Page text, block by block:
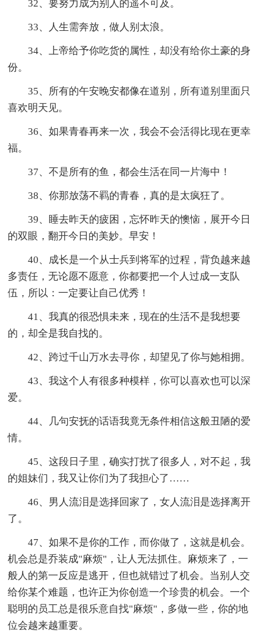
32、要努力成为别人的遥不可及。
33、人生需奔放，做人别太浪。
34、上帝给予你吃货的属性，却没有给你土豪的身
份。
35、所有的午安晚安都像在道别，所有道别里面只
喜欢明天见。
36、如果青春再来一次，我会不会活得比现在更幸
福。
37、不是所有的鱼，都会生活在同一片海中！
38、你那放荡不羁的青春，真的是太疯狂了。
39、睡去昨天的疲困，忘怀昨天的懊恼，展开今日
的双眼，翻开今日的美妙。早安！
40、成长是一个从士兵到将军的过程，背负越来越
多责任，无论愿不愿意，你都要把一个人过成一支队
伍，所以：一定要让自己优秀！
41、我真的很恐惧未来，现在的生活不是我想要
的，却全是我自找的。
42、跨过千山万水去寻你，却望见了你与她相拥。
43、我这个人有很多种模样，你可以喜欢也可以深
爱。
44、几句安抚的话语我竟无条件相信这般丑陋的爱
情。
45、这段日子里，确实打扰了很多人，对不起，我
的姐妹们，我又让你们为了我担心了……
46、男人流泪是选择回家了，女人流泪是选择离开
了。
47、如果不是你的工作，而你做了，这就是机会。
机会总是乔装成"麻烦"，让人无法抓住。麻烦来了，一
般人的第一反应是逃开，但也就错过了机会。当别人交
给你某个难题，也许正为你创造一个珍贵的机会。一个
聪明的员工总是很乐意自找"麻烦"，多做一些，你的地
位会越来越重要。